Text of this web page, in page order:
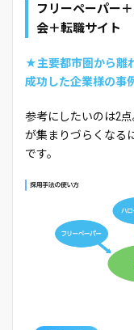
フリーペーパー
会＋転職サイト
★主要都市圏から離
成功した企業様の事
参考にしたいのは2
が集まりづらくなる
です。